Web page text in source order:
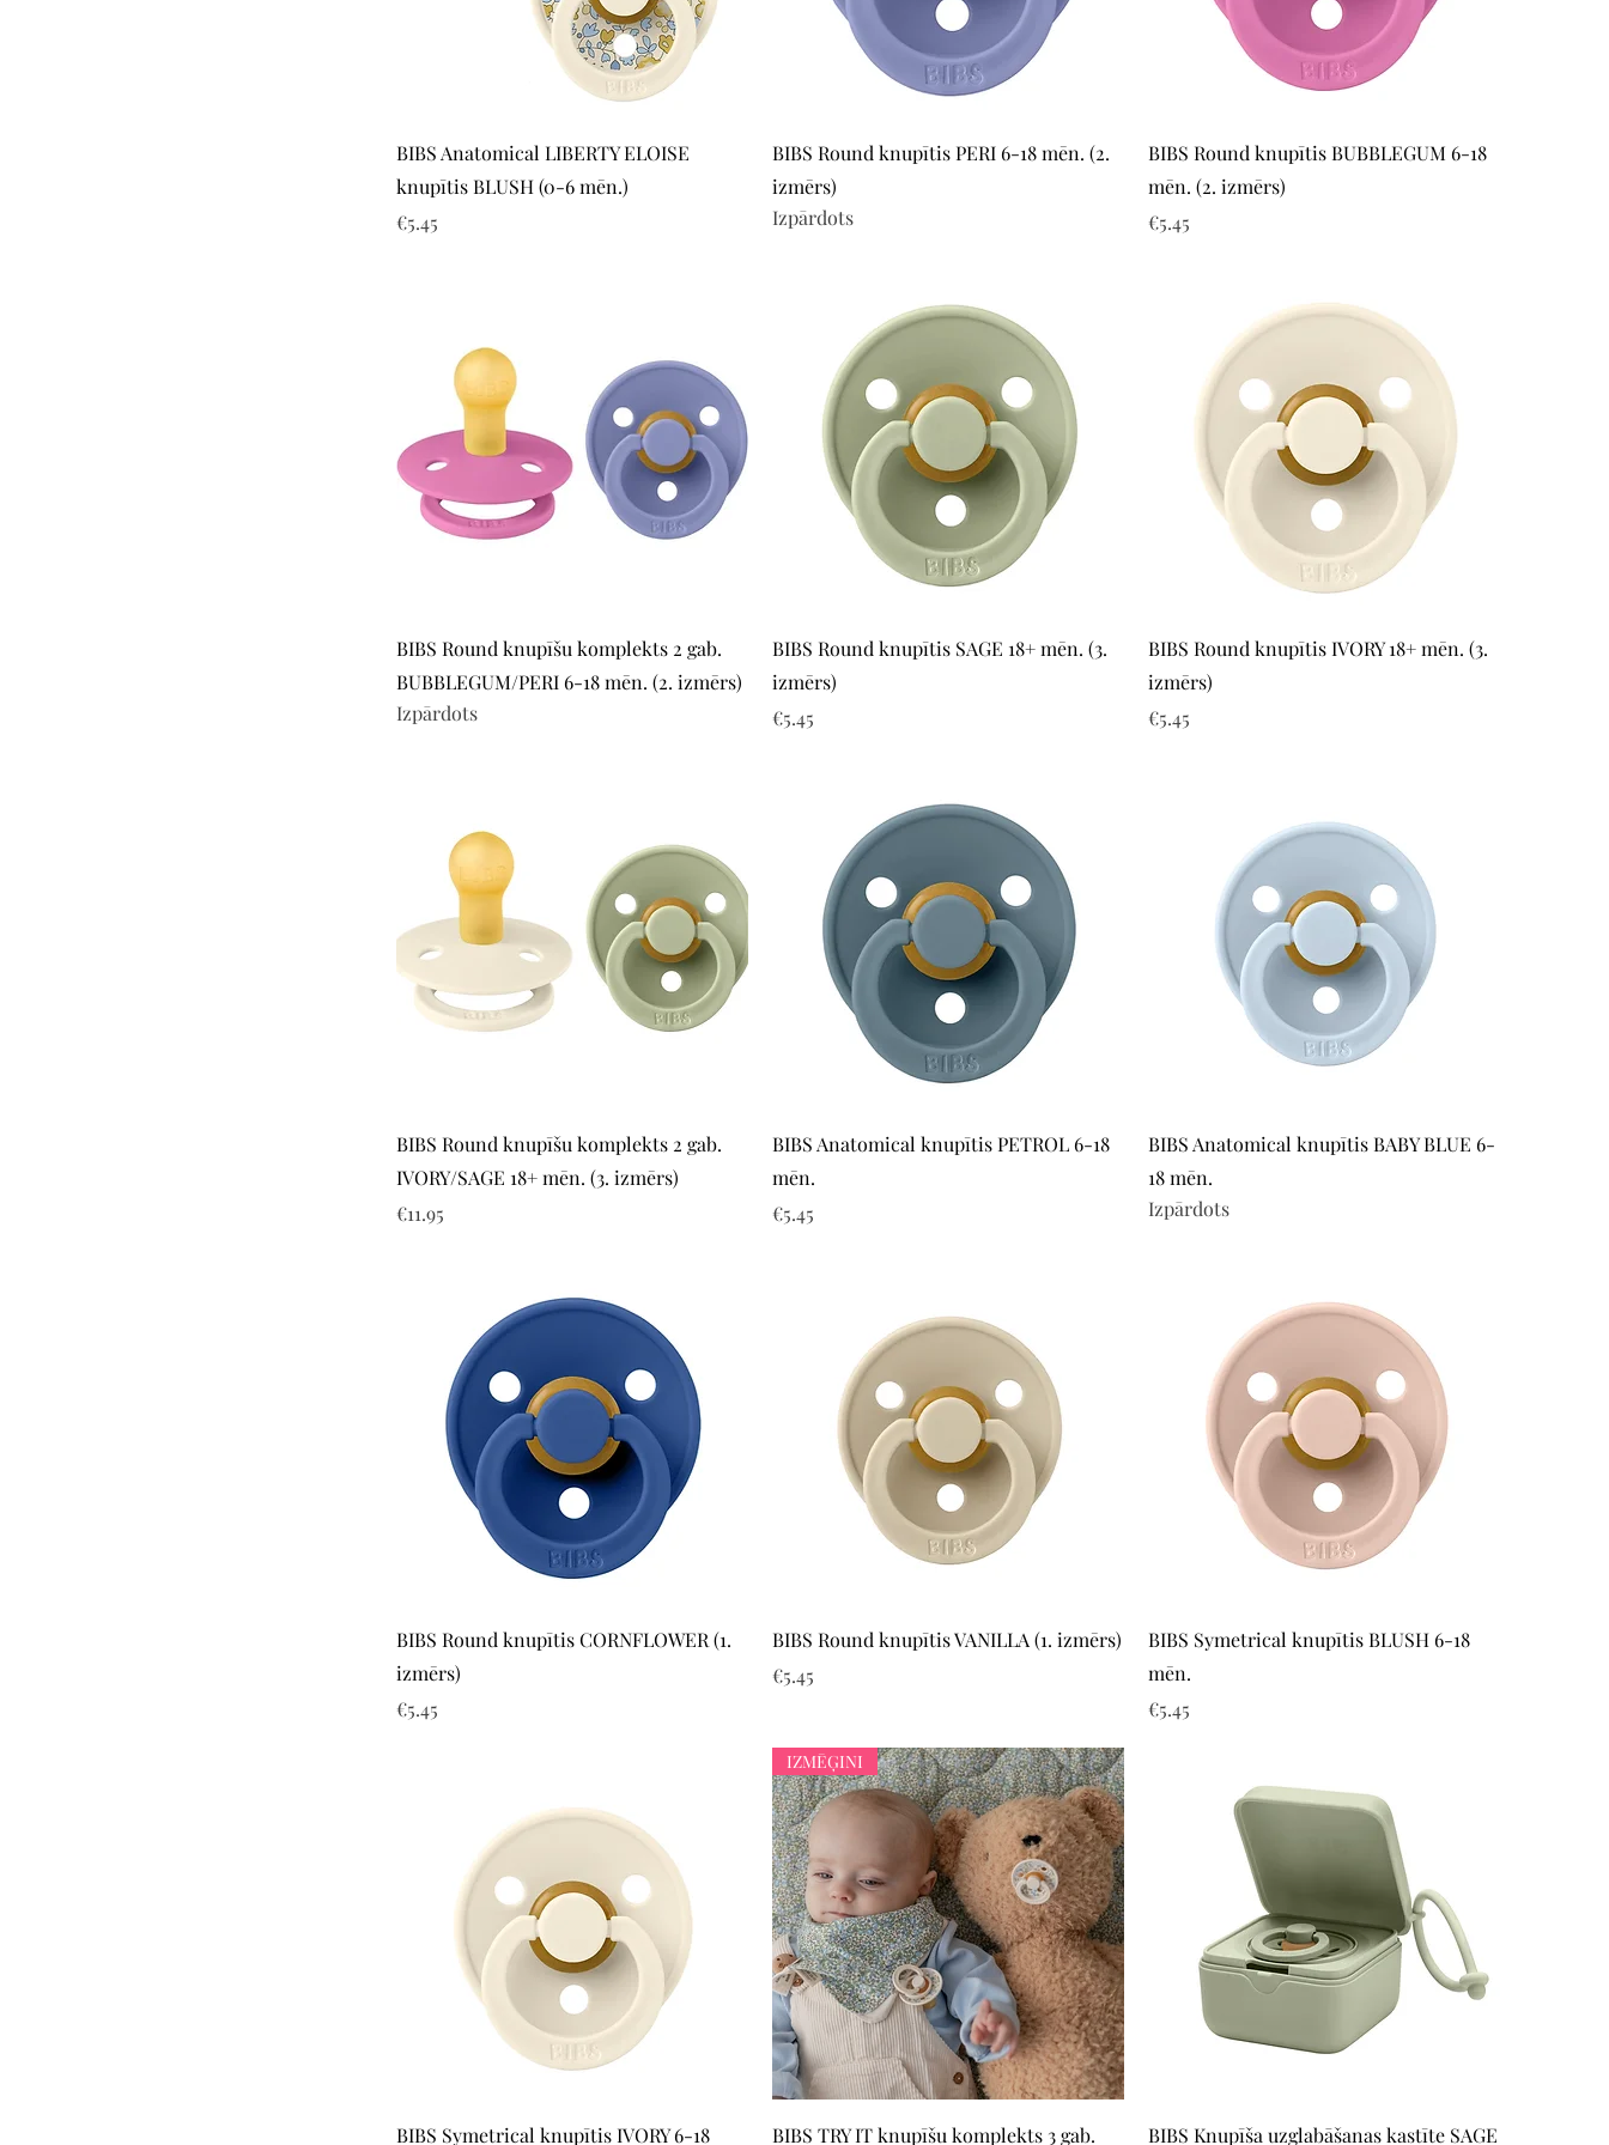
Quick View
BIBS Anatomical LIBERTY ELOISE
knupītis BLUSH (0-6 mēn.)
Price
€5.45
Quick View
BIBS Round knupītis PERI 6-18 mēn. (2.
izmērs)
Izpārdots
Quick View
BIBS Round knupītis BUBBLEGUM 6-18
mēn. (2. izmērs)
Price
€5.45
Quick View
BIBS Round knupīšu komplekts 2 gab.
BUBBLEGUM/PERI 6-18 mēn. (2. izmērs)
Izpārdots
Quick View
BIBS Round knupītis SAGE 18+ mēn. (3.
izmērs)
Price
€5.45
Quick View
BIBS Round knupītis IVORY 18+ mēn. (3.
izmērs)
Price
€5.45
Quick View
BIBS Round knupīšu komplekts 2 gab.
IVORY/SAGE 18+ mēn. (3. izmērs)
Price
€11.95
Quick View
BIBS Anatomical knupītis PETROL 6-18
mēn.
Price
€5.45
Quick View
BIBS Anatomical knupītis BABY BLUE 6-
18 mēn.
Izpārdots
Quick View
BIBS Round knupītis CORNFLOWER (1.
izmērs)
Price
€5.45
Quick View
BIBS Round knupītis VANILLA (1. izmērs)
Price
€5.45
Quick View
BIBS Symetrical knupītis BLUSH 6-18
mēn.
Price
€5.45
Quick View
BIBS Symetrical knupītis IVORY 6-18 Quick View
IZMĒĢINI
BIBS TRY IT knupīšu komplekts 3 gab. Quick View
BIBS Knupīša uzglabāšanas kastīte SAGE